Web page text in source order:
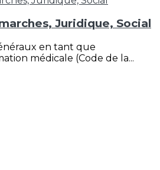
Juridique, Social
en tant que
médicale (Code de la...